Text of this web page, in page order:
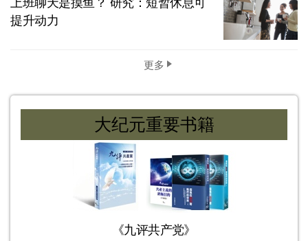
提升动力
更多
大纪元重要书籍
《九评共产党》